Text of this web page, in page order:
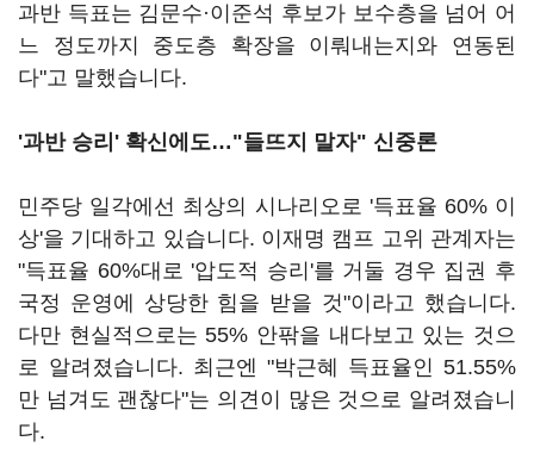
과반 득표는 김문수·이준석 후보가 보수층을 넘어 어
느 정도까지 중도층 확장을 이뤄내는지와 연동된
다"고 말했습니다.
'과반 승리' 확신에도…"들뜨지 말자" 신중론
민주당 일각에선 최상의 시나리오로 '득표율 60% 이
상'을 기대하고 있습니다. 이재명 캠프 고위 관계자는
"득표율 60%대로 '압도적 승리'를 거둘 경우 집권 후
국정 운영에 상당한 힘을 받을 것"이라고 했습니다.
다만 현실적으로는 55% 안팎을 내다보고 있는 것으
로 알려졌습니다. 최근엔 "박근혜 득표율인 51.55%
만 넘겨도 괜찮다"는 의견이 많은 것으로 알려졌습니
다.